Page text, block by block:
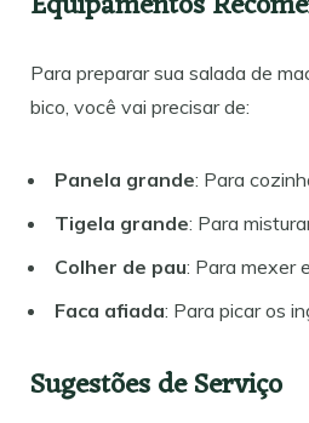
Para preparar sua salada de
bico, você vai precisar de:
Panela grande: Para
Tigela grande: Para
Colher de pau: Para mexer
Faca afiada: Para picar os
Sugestões de Serviço